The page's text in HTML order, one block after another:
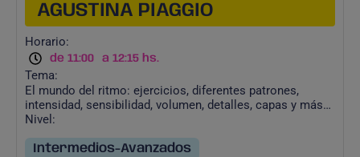
AGUSTINA PIAGGIO
Horario:
de 11:00 a 12:15 hs.
Tema:
El mundo del ritmo: ejercicios, diferentes patrones,
intensidad, sensibilidad, volumen, detalles, capas y más…
Nivel:
Intermedios-Avanzados